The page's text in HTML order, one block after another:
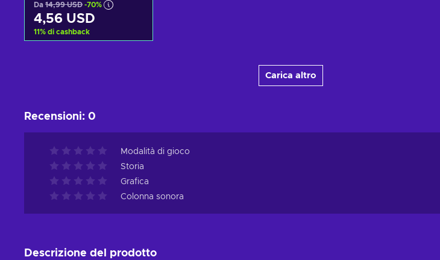
Da 14,99 USD -70%
4,56 USD
11% di cashback
Carica altro
Recensioni: 0
Modalità di gioco
Storia
Grafica
Colonna sonora
Descrizione del prodotto